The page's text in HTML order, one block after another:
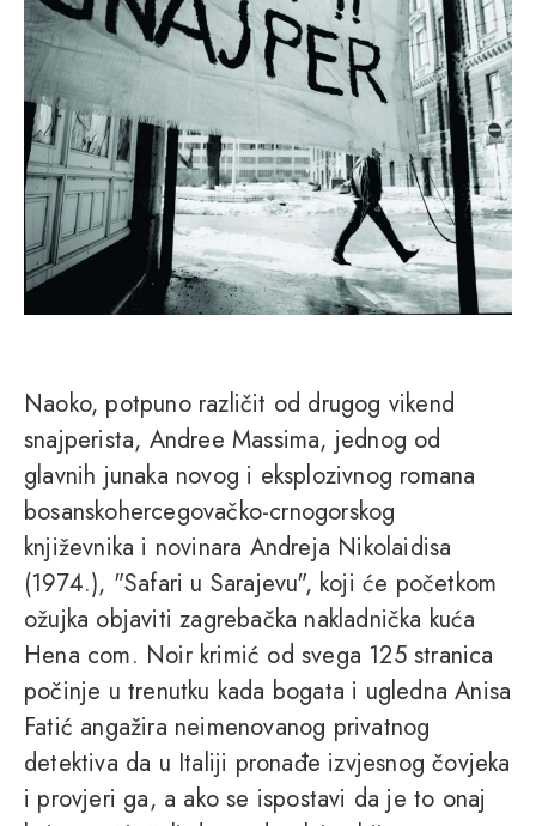
Naoko, potpuno različit od drugog vikend
snajperista, Andree Massima, jednog od
glavnih junaka novog i eksplozivnog romana
bosanskohercegovačko-crnogorskog
književnika i novinara Andreja Nikolaidisa
(1974.), "Safari u Sarajevu", koji će početkom
ožujka objaviti zagrebačka nakladnička kuća
Hena com. Noir krimić od svega 125 stranica
počinje u trenutku kada bogata i ugledna Anisa
Fatić angažira neimenovanog privatnog
detektiva da u Italiji pronađe izvjesnog čovjeka
i provjeri ga, a ako se ispostavi da je to onaj